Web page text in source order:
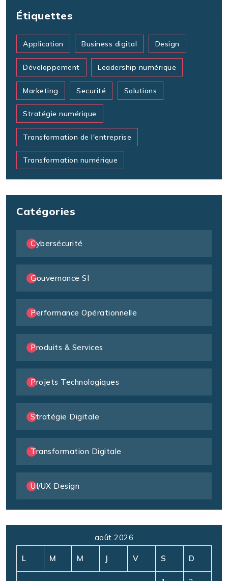
Étiquettes
Application Business digital Design
Développement Leadership numérique
Marketing Securité Solutions
Stratégie numérique
Transformation de l'entreprise
Transformation numérique
Catégories
Cybersécurité
Gouvernance SI
Performance Opérationnelle
Produits & Services
Projets Technologiques
Stratégie Digitale
Transformation Digitale
UI/UX Design
août 2026
L M M J V S D